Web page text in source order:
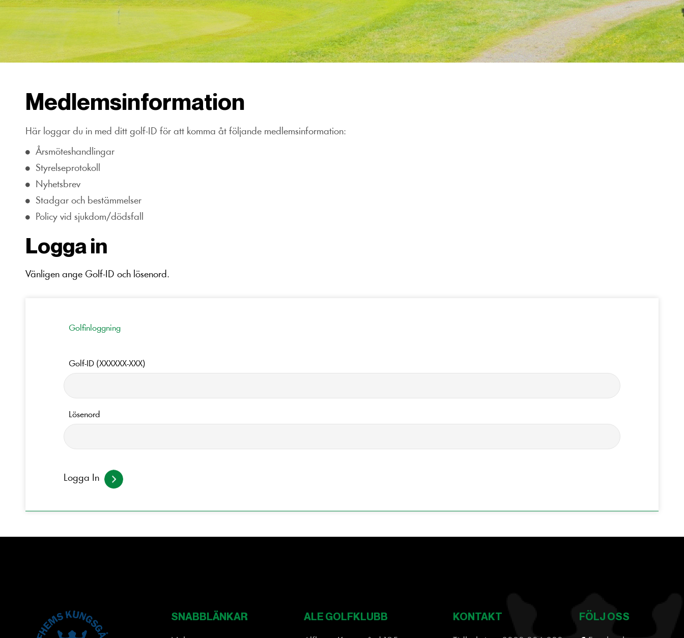
Medlemsinformation
Här loggar du in med ditt golf-ID för att komma åt följande medlemsinformation:
Årsmöteshandlingar
Styrelseprotokoll
Nyhetsbrev
Stadgar och bestämmelser
Policy vid sjukdom/dödsfall
Logga in
Vänligen ange Golf-ID och lösenord.
Golfinloggning
Golf-ID (XXXXXX-XXX)
Lösenord
Logga In
SNABBLÄNKAR ALE GOLFKLUBB KONTAKT FÖLJ OSS
Denna webbplats använder
kombinera den med annan information som
du har tillhandahållit dem eller som de har
samlat in från din användning av deras